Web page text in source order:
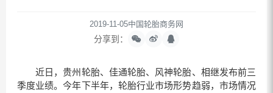
2019-11-05中国轮胎商务网
分享到：
近日，贵州轮胎、佳通轮胎、风神轮胎、相继发布前三
季度业绩。今年下半年，轮胎行业市场形势趋弱，市场情况